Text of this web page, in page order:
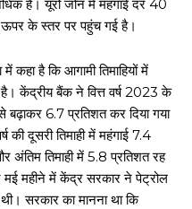
है। यूरो जोन में महंगाई दर 40
के स्तर पर पहुंच गई है।
में कहा है कि आगामी तिमाहियों में
केंद्रीय बैंक ने वित्त वर्ष 2023 के
6.7 प्रतिशत कर दिया गया
की दूसरी तिमाही में महंगाई 7.4
अंतिम तिमाही में 5.8 प्रतिशत रह
महीने में केंद्र सरकार ने पेट्रोल
सरकार का मानना था कि